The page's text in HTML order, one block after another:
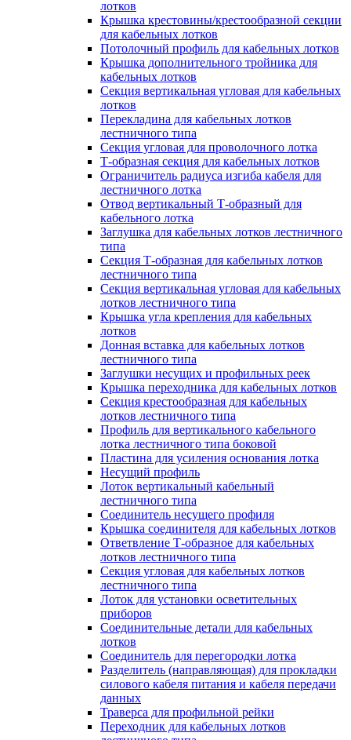
лотков
Крышка крестовины/крестообразной секции
для кабельных лотков
Потолочный профиль для кабельных лотков
Крышка дополнительного тройника для
кабельных лотков
Секция вертикальная угловая для кабельных
лотков
Перекладина для кабельных лотков
лестничного типа
Секция угловая для проволочного лотка
Т-образная секция для кабельных лотков
Ограничитель радиуса изгиба кабеля для
лестничного лотка
Отвод вертикальный Т-образный для
кабельного лотка
Заглушка для кабельных лотков лестничного
типа
Секция Т-образная для кабельных лотков
лестничного типа
Секция вертикальная угловая для кабельных
лотков лестничного типа
Крышка угла крепления для кабельных
лотков
Донная вставка для кабельных лотков
лестничного типа
Заглушки несущих и профильных реек
Крышка переходника для кабельных лотков
Секция крестообразная для кабельных
лотков лестничного типа
Профиль для вертикального кабельного
лотка лестничного типа боковой
Пластина для усиления основания лотка
Несущий профиль
Лоток вертикальный кабельный
лестничного типа
Соединитель несущего профиля
Крышка соединителя для кабельных лотков
Ответвление Т-образное для кабельных
лотков лестничного типа
Секция угловая для кабельных лотков
лестничного типа
Лоток для установки осветительных
приборов
Соединительные детали для кабельных
лотков
Соединитель для перегородки лотка
Разделитель (направляющая) для прокладки
силового кабеля питания и кабеля передачи
данных
Траверса для профильной рейки
Переходник для кабельных лотков